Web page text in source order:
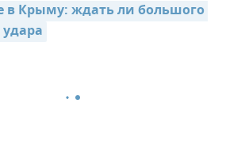
в Крыму: ждать ли большого